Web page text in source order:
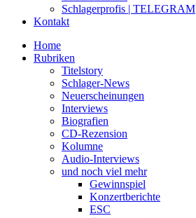
Schlagerprofis | TELEGRAM
Kontakt
Home
Rubriken
Titelstory
Schlager-News
Neuerscheinungen
Interviews
Biografien
CD-Rezension
Kolumne
Audio-Interviews
und noch viel mehr
Gewinnspiel
Konzertberichte
ESC